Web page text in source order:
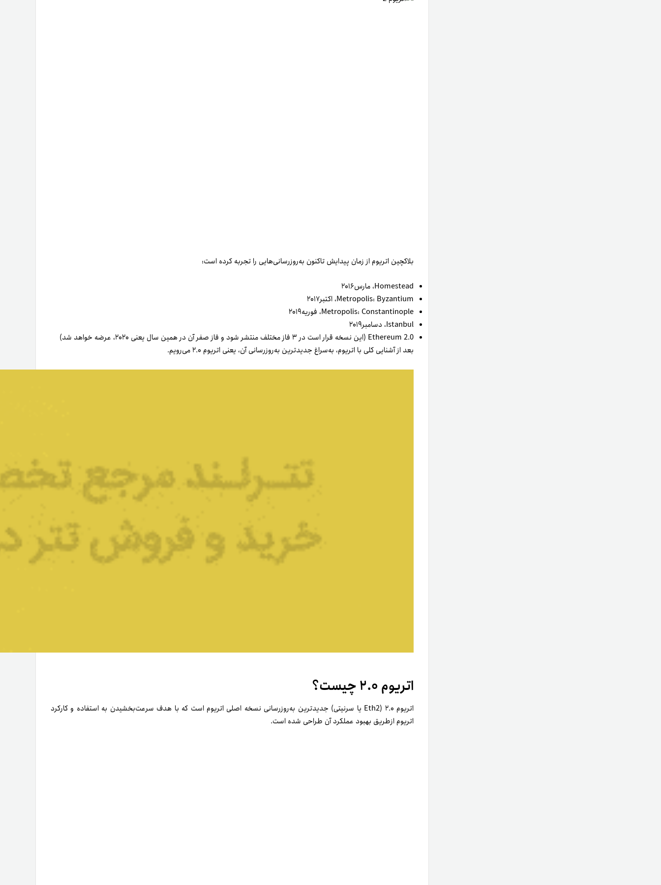
بلاکچین اتریوم از زمان پیدایش تاکنون به‌روزرسانی­‌هایی را تجربه کرده است:
Homestead، مارس۲۰۱۶
Metropolis: Byzantium، اکتبر۲۰۱۷
Metropolis: Constantinople، فوریه۲۰۱۹
Istanbul، دسامبر۲۰۱۹
Ethereum 2.0 (این نسخه قرار است در ۳ فاز مختلف منتشر شود و فاز صفر آن در همین سال یعنی ۲۰۲۰، عرضه خواهد شد)
بعد از آشنایی کلی با اتریوم، به‌سراغ جدیدترین به‌روزرسانی آن، یعنی اتریوم ۲.۰ می‌­رویم.
اتریوم ۲.۰ چیست؟
اتریوم ۲.۰ (Eth2 یا سرنیتی) جدیدترین به‌­روزرسانی نسخه­ اصلی اتریوم است که با هدف سرعت‌بخشیدن به استفاده و کارکرد
اتریوم از‌طریق بهبود عملکرد آن طراحی شده است.